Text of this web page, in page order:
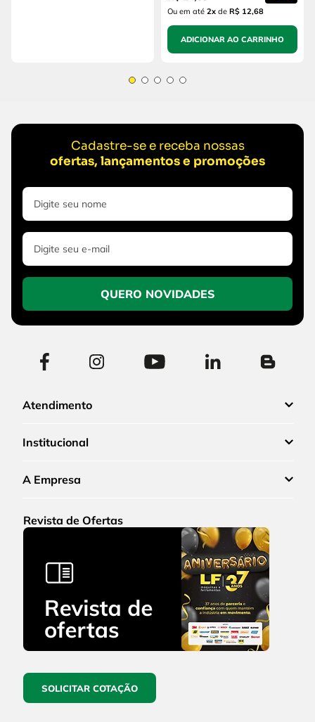
Ou em até 2x de R$ 12,68
ADICIONAR AO CARRINHO
Cadastre-se e receba nossas
ofertas, lançamentos e promoções
QUERO NOVIDADES
Atendimento
Institucional
A Empresa
Revista de Ofertas
SOLICITAR COTAÇÃO